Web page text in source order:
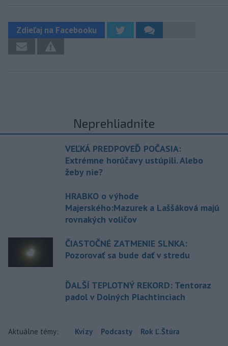
Zdieľaj na Facebooku
Neprehliadnite
VEĽKÁ PREDPOVEĎ POČASIA:
Extrémne horúčavy ustúpili. Alebo
žeby nie?
HRABKO o výhode
Majerského:Mazurek a Laššáková majú
rovnakých voličov
ČIASTOČNÉ ZATMENIE SLNKA:
Pozorovať sa bude dať v stredu
ĎALŠÍ TEPLOTNÝ REKORD: Tentoraz
padol v Dolných Plachtinciach
Aktuálne témy: Kvízy Podcasty Rok Ľ.Štúra